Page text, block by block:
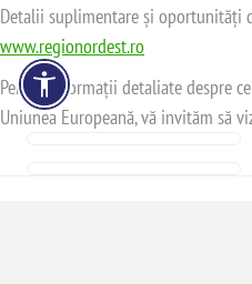
Detalii suplimentare și oportunități
www.regionordest.ro
Pentru informații detaliate despre
Uniunea Europeană, vă invităm să